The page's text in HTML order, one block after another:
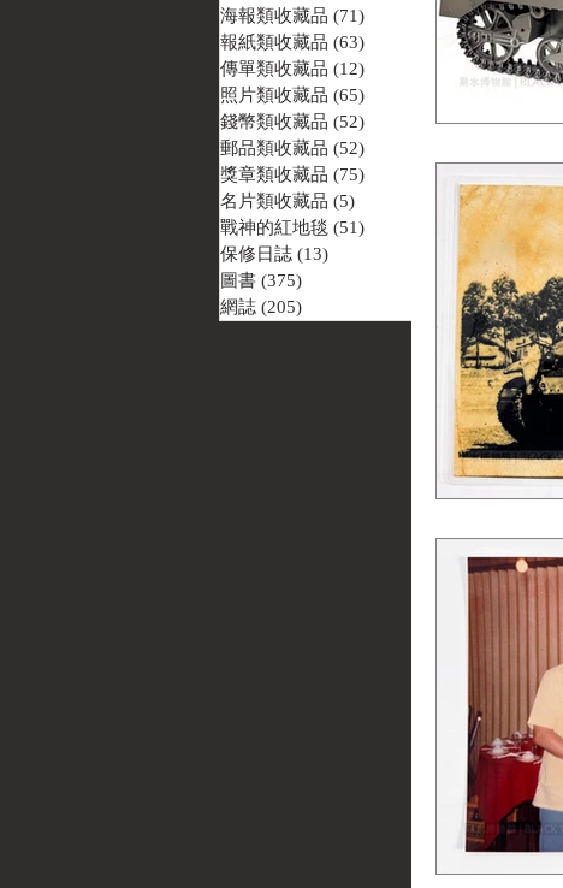
海報類收藏品 (71) 71 篇文章
報紙類收藏品 (63)
傳單類收藏品 (12)
照片類收藏品 (65)
錢幣類收藏品 (52) 52 篇文章
郵品類收藏品 (52)
獎章類收藏品 (75)
名片類收藏品 (5)
戰神的紅地毯 (51)
保修日誌 (13)
圖書 (375)
網誌 (205)